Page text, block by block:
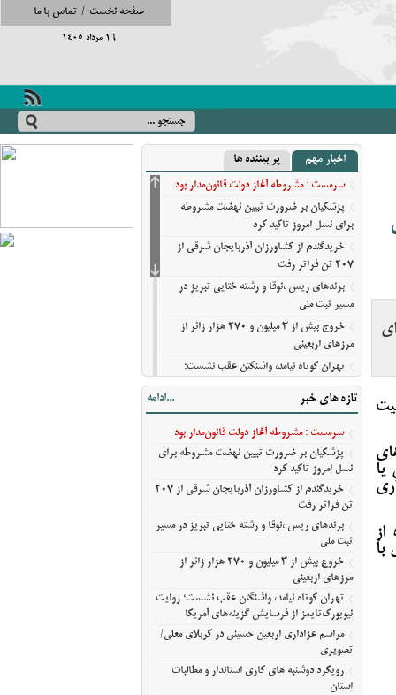
صفحه نخست / تماس با ما
16 مرداد 1405
یا
با
اخبار مهم پر بیننده ها
سرمست : مشروطه آغاز دولت قانون‌مدار بود
پزشکیان بر ضرورت تبیین نهضت مشروطه
برای نسل امروز تاکید کرد
خریدگندم از کشاورزان آذربایجان شرقی از
207 تن فراتر رفت
برندهای ریس ،‌نوقا و رشته ختایی تبریز در
مسیر ثبت ملی
خروج بیش از ۳ میلیون و ۲۷۰ هزار زائر از
مرزهای اربعینی
تهران کوتاه نیامد، واشنگتن عقب نشست؛
روایت نیویورک‌تایمز از فرسایش گزینه‌های
آمریکا
مراسم عزاداری اربعین حسینی در کربلای
معلی/تصویری
رویکرد دوشنبه های کاری استاندار و مطالبات
گزارش رونمایی از تاریخ اتاق تبریز
حمایت از واحدهای تولیدی در دستور کار قرار
دارد
تازه های خبر ...ادامه
سرمست : مشروطه آغاز دولت قانون‌مدار بود
پزشکیان بر ضرورت تبیین نهضت مشروطه برای
نسل امروز تاکید کرد
خریدگندم از کشاورزان آذربایجان شرقی از 207
تن فراتر رفت
برندهای ریس ،‌نوقا و رشته ختایی تبریز در مسیر
ثبت ملی
خروج بیش از ۳ میلیون و ۲۷۰ هزار زائر از
مرزهای اربعینی
تهران کوتاه نیامد، واشنگتن عقب نشست؛ روایت
نیویورک‌تایمز از فرسایش گزینه‌های آمریکا
مراسم عزاداری اربعین حسینی در کربلای معلی/
تصویری
رویکرد دوشنبه های کاری استاندار و مطالبات
استان